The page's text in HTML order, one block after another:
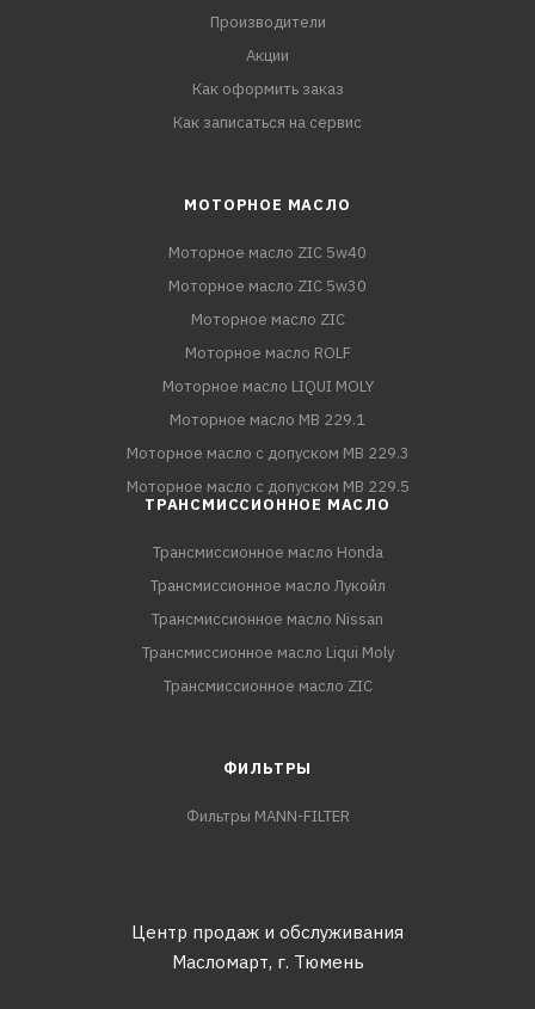
Производители
Акции
Как оформить заказ
Как записаться на сервис
МОТОРНОЕ МАСЛО
Моторное масло ZIC 5w40
Моторное масло ZIC 5w30
Моторное масло ZIC
Моторное масло ROLF
Моторное масло LIQUI MOLY
Моторное масло MB 229.1
Моторное масло с допуском MB 229.3
Моторное масло с допуском MB 229.5
ТРАНСМИССИОННОЕ МАСЛО
Трансмиссионное масло Honda
Трансмиссионное масло Лукойл
Трансмиссионное масло Nissan
Трансмиссионное масло Liqui Moly
Трансмиссионное масло ZIC
ФИЛЬТРЫ
Фильтры MANN-FILTER
Центр продаж и обслуживания
Масломарт, г. Тюмень